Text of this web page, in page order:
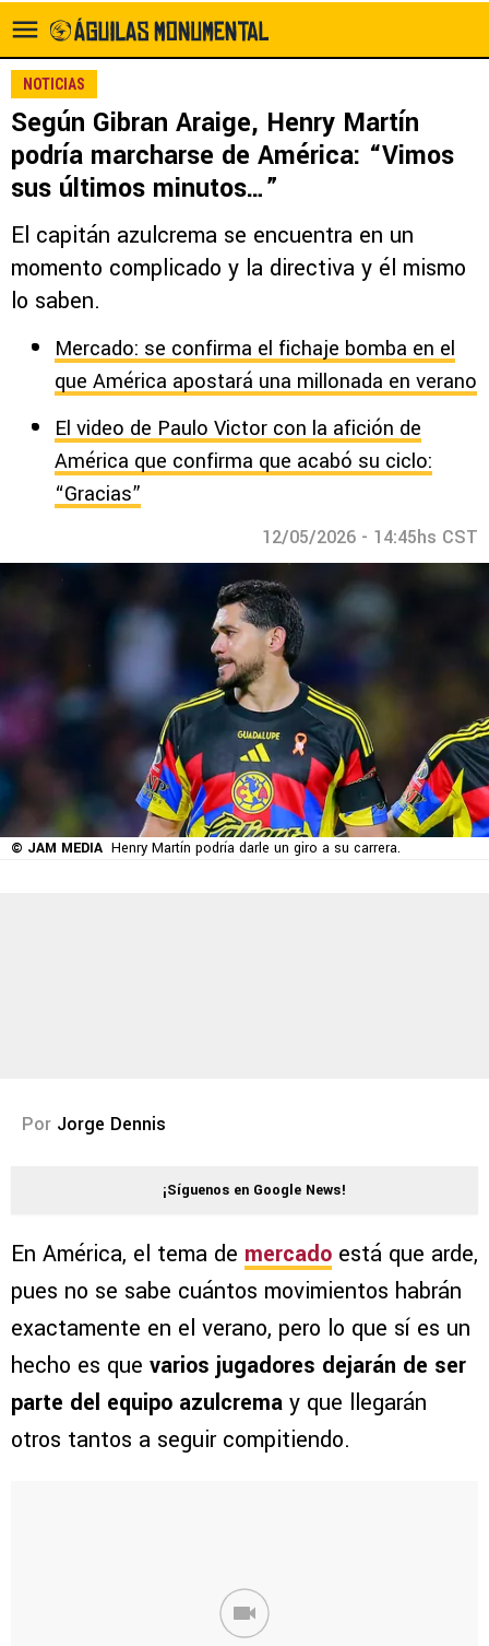
NOTICIAS
Según Gibran Araige, Henry Martín
podría marcharse de América: “Vimos
sus últimos minutos…”
El capitán azulcrema se encuentra en un
momento complicado y la directiva y él mismo
lo saben.
Mercado: se confirma el fichaje bomba en el
que América apostará una millonada en verano
El video de Paulo Victor con la afición de
América que confirma que acabó su ciclo:
“Gracias”
12/05/2026 - 14:45hs CST
© JAM MEDIA Henry Martín podría darle un giro a su carrera.
Por Jorge Dennis
¡Síguenos en Google News!
En América, el tema de mercado está que arde,
pues no se sabe cuántos movimientos habrán
exactamente en el verano, pero lo que sí es un
hecho es que varios jugadores dejarán de ser
parte del equipo azulcrema y que llegarán
otros tantos a seguir compitiendo.